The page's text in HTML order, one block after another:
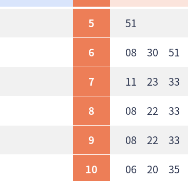
5
51
6
08 30 51
7
11 23 33
8
08 22 33
9
08 22 33
10
06 20 35